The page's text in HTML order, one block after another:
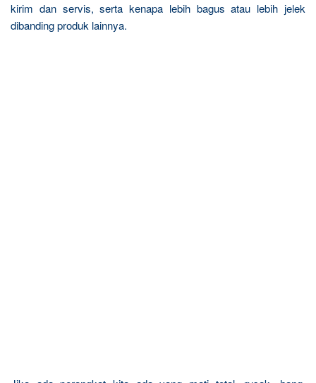
kirim dan servis, serta kenapa lebih bagus atau lebih jelek
dibanding produk lainnya.